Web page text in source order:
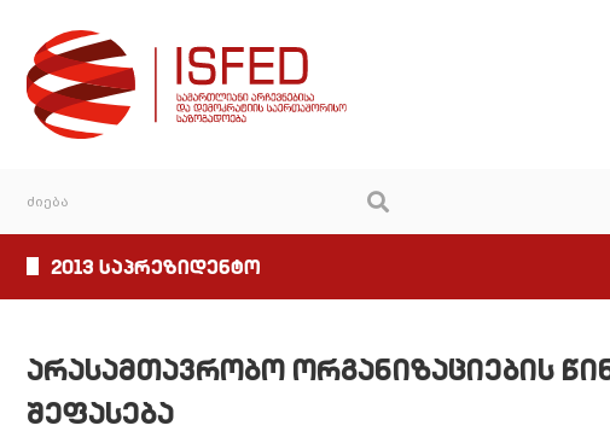
2013 საპრეზიდენტო
არასამთავრობო ორგანიზაციების
შეფასება